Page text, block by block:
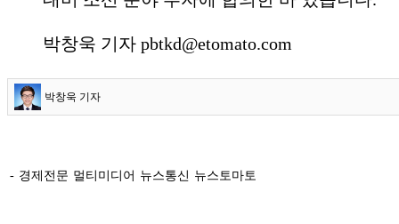
박창욱 기자 pbtkd@etomato.com
박창욱 기자
- 경제전문 멀티미디어 뉴스통신 뉴스토마토